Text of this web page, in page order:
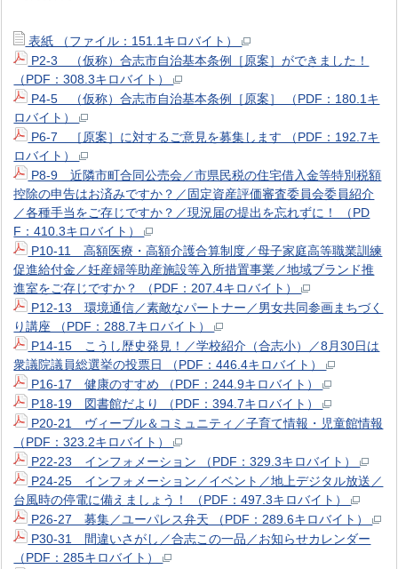
表紙 （ファイル：151.1キロバイト）
P2-3 （仮称）合志市自治基本条例［原案］ができました！
（PDF：308.3キロバイト）
P4-5 （仮称）合志市自治基本条例［原案］ （PDF：180.1キ
ロバイト）
P6-7 ［原案］に対するご意見を募集します （PDF：192.7キ
ロバイト）
P8-9 近隣市町合同公売会／市県民税の住宅借入金等特別税額
控除の申告はお済みですか？／固定資産評価審査委員会委員紹介
／各種手当をご存じですか？／現況届の提出を忘れずに！ （PD
F：410.3キロバイト）
P10-11 高額医療・高額介護合算制度／母子家庭高等職業訓練
促進給付金／妊産婦等助産施設等入所措置事業／地域ブランド推
進室をご存じですか？ （PDF：207.4キロバイト）
P12-13 環境通信／素敵なパートナー／男女共同参画まちづく
り講座 （PDF：288.7キロバイト）
P14-15 こうし歴史発見！／学校紹介（合志小）／8月30日は
衆議院議員総選挙の投票日 （PDF：446.4キロバイト）
P16-17 健康のすすめ （PDF：244.9キロバイト）
P18-19 図書館だより （PDF：394.7キロバイト）
P20-21 ヴィーブル＆コミュニティ／子育て情報・児童館情報
（PDF：323.2キロバイト）
P22-23 インフォメーション （PDF：329.3キロバイト）
P24-25 インフォメーション／イベント／地上デジタル放送／
台風時の停電に備えましょう！ （PDF：497.3キロバイト）
P26-27 募集／ユーパレス弁天 （PDF：289.6キロバイト）
P30-31 間違いさがし／合志この一品／お知らせカレンダー
（PDF：285キロバイト）